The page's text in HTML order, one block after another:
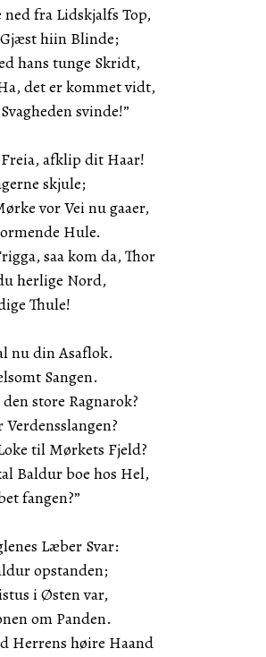
ned fra Lidskjalfs Top,
hiin Blinde;
hans tunge Skridt,
det er kommet vidt,
svinde!”
afklip dit Haar!
skjule;
vor Vei nu gaaer,
Hule.
saa kom da, Thor
herlige Nord,
Thule!
nu din Asaflok.
Sangen.
store Ragnarok?
til Mørkets Fjeld?
Baldur boe hos Hel,
fangen?”
Læber Svar:
opstanden;
i Østen var,
om Panden.
Herrens høire Haand